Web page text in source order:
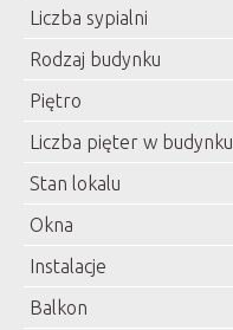
Liczba sypialni
Rodzaj budynku
Piętro
Liczba pięter w budynku
Stan lokalu
Okna
Instalacje
Balkon